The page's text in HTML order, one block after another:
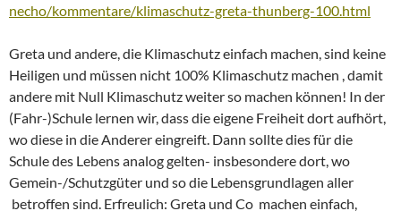
necho/kommentare/klimaschutz-greta-thunberg-100.html
Greta und andere, die Klimaschutz einfach machen, sind keine
Heiligen und müssen nicht 100% Klimaschutz machen , damit
andere mit Null Klimaschutz weiter so machen können! In der
(Fahr-)Schule lernen wir, dass die eigene Freiheit dort aufhört,
wo diese in die Anderer eingreift. Dann sollte dies für die
Schule des Lebens analog gelten- insbesondere dort, wo
Gemein-/Schutzgüter und so die Lebensgrundlagen aller
betroffen sind. Erfreulich: Greta und Co machen einfach,